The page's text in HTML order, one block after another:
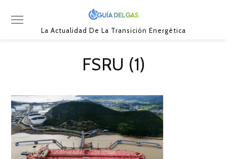
La Actualidad De La Transición Energética
FSRU (1)